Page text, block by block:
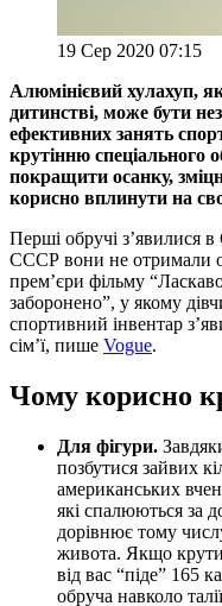
19 Сер 2020 07:15
Алюмінієвий хулахуп,
дитинстві, може бути
ефективних занять
крутінню спеціального
покращити осанку,
корисно вплинути на
Перші обручі з’явилися
СССР вони не отримали
прем’єри фільму
заборонено”, у якому
спортивний інвентар
сім’ї, пише Vogue.
Чому корисно
Для фігури.
позбутися зайвих
американських
які спалюються за
дорівнює тому
живота. Якщо
від вас “піде” 165
обруча навколо